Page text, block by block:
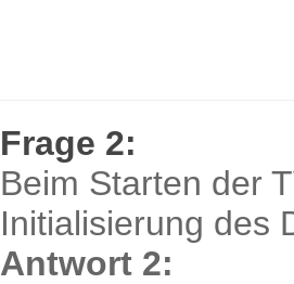
Frage 2:
Beim Starten der
Initialisierung des
Antwort 2: